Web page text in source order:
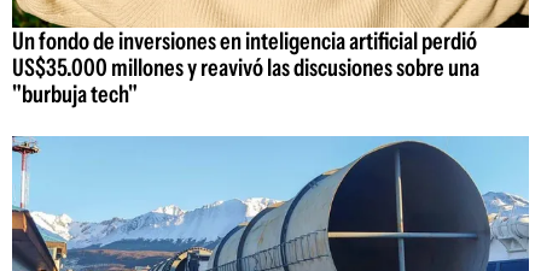
Un fondo de inversiones en inteligencia artificial perdió
US$35.000 millones y reavivó las discusiones sobre una
"burbuja tech"